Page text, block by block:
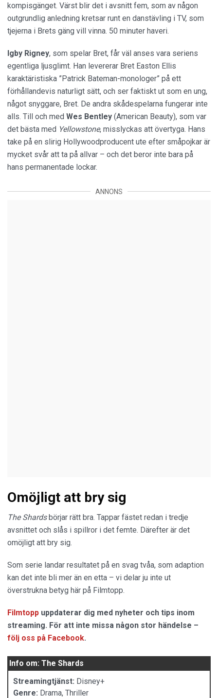
kompisgänget. Värst blir det i avsnitt fem, som av någon
outgrundlig anledning kretsar runt en danstävling i TV, som
tjejerna i Brets gäng vill vinna. 50 minuter haveri.
Igby Rigney, som spelar Bret, får väl anses vara seriens
egentliga ljusglimt. Han levererar Bret Easton Ellis
karaktäristiska ”Patrick Bateman-monologer” på ett
förhållandevis naturligt sätt, och ser faktiskt ut som en ung,
något snyggare, Bret. De andra skådespelarna fungerar inte
alls. Till och med Wes Bentley (American Beauty), som var
det bästa med Yellowstone, misslyckas att övertyga. Hans
take på en slirig Hollywoodproducent ute efter småpojkar är
mycket svår att ta på allvar – och det beror inte bara på
hans permanentade lockar.
ANNONS
Omöjligt att bry sig
The Shardsbörjar rätt bra. Tappar fästet redan i tredje
avsnittet och slås i spillror i det femte. Därefter är det
omöjligt att bry sig.
Som serie landar resultatet på en svag tvåa, som adaption
kan det inte bli mer än en etta – vi delar ju inte ut
överstrukna betyg här på Filmtopp.
Filmtopp uppdaterar dig med nyheter och tips inom
streaming. För att inte missa någon stor händelse –
följ oss på Facebook.
Info om: The Shards
Streamingtjänst: Disney+
Genre: Drama, Thriller